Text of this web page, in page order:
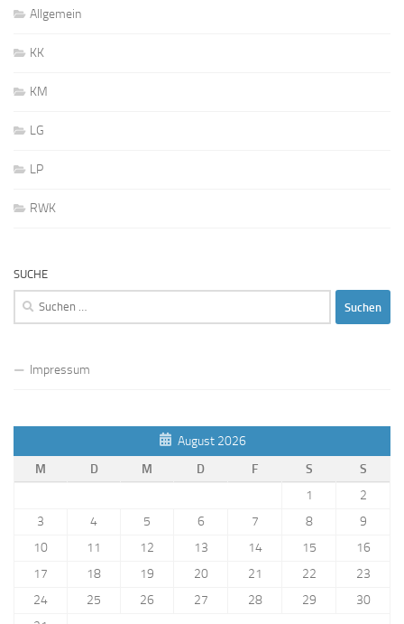
Allgemein
KK
KM
LG
LP
RWK
SUCHE
Suchen
Impressum
August 2026
M
D M D F S
S
1
2
3
4 5 6 7 8
9
10
11 12 13 14 15
16
17
18 19 20 21 22
23
24
25 26 27 28 29
30